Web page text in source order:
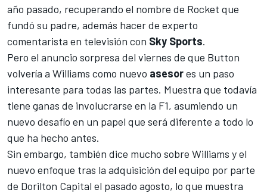
año pasado, recuperando el nombre de Rocket que
fundó su padre, además hacer de experto
comentarista en televisión con Sky Sports.
Pero el anuncio sorpresa del viernes de que Button
volvería a Williams como nuevo asesores un paso
interesante para todas las partes. Muestra que todavía
tiene ganas de involucrarse en la F1, asumiendo un
nuevo desafío en un papel que será diferente a todo lo
que ha hecho antes.
Sin embargo, también dice mucho sobre Williams y el
nuevo enfoque tras la adquisición del equipo por parte
de Dorilton Capital el pasado agosto, lo que muestra